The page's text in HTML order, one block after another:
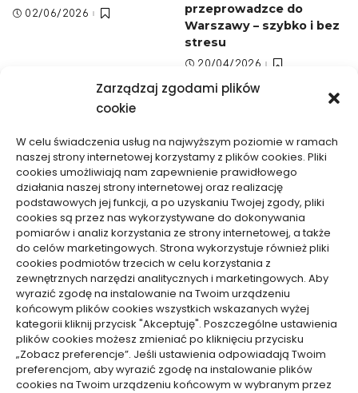
Zarządzaj zgodami plików
cookie
W celu świadczenia usług na najwyższym poziomie w ramach
naszej strony internetowej korzystamy z plików cookies. Pliki
cookies umożliwiają nam zapewnienie prawidłowego
działania naszej strony internetowej oraz realizację
podstawowych jej funkcji, a po uzyskaniu Twojej zgody, pliki
cookies są przez nas wykorzystywane do dokonywania
pomiarów i analiz korzystania ze strony internetowej, a także
do celów marketingowych. Strona wykorzystuje również pliki
cookies podmiotów trzecich w celu korzystania z
zewnętrznych narzędzi analitycznych i marketingowych. Aby
wyrazić zgodę na instalowanie na Twoim urządzeniu
końcowym plików cookies wszystkich wskazanych wyżej
kategorii kliknij przycisk "Akceptuję". Poszczególne ustawienia
plików cookies możesz zmieniać po kliknięciu przycisku
„Zobacz preferencje”. Jeśli ustawienia odpowiadają Twoim
preferencjom, aby wyrazić zgodę na instalowanie plików
cookies na Twoim urządzeniu końcowym w wybranym przez
02/06/2026
przeprowadzce do
Warszawy – szybko i bez
stresu
20/04/2026
Usługi
Jak ocenić ryzyko przed
sprawą karną, by nie
działać impulsywnie
18/04/2026
Usługi
Od czego zależy wycena
tłumaczenia
symultanicznego –
konkretne czynniki
15/01/2026
WCZYTAJ WIĘCEJ